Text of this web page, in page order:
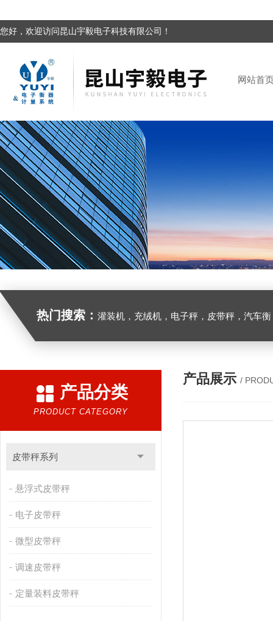
您好，欢迎访问昆山宇毅电子科技有限公司！
网站首
热门搜索： 灌装机，充绒机，电子秤，皮带秤，汽车
产品分类
PRODUCT CATEGORY
皮带秤系列
悬浮式皮带秤
电子皮带秤
微型皮带秤
调速皮带秤
定量装料皮带秤
产品展示 /